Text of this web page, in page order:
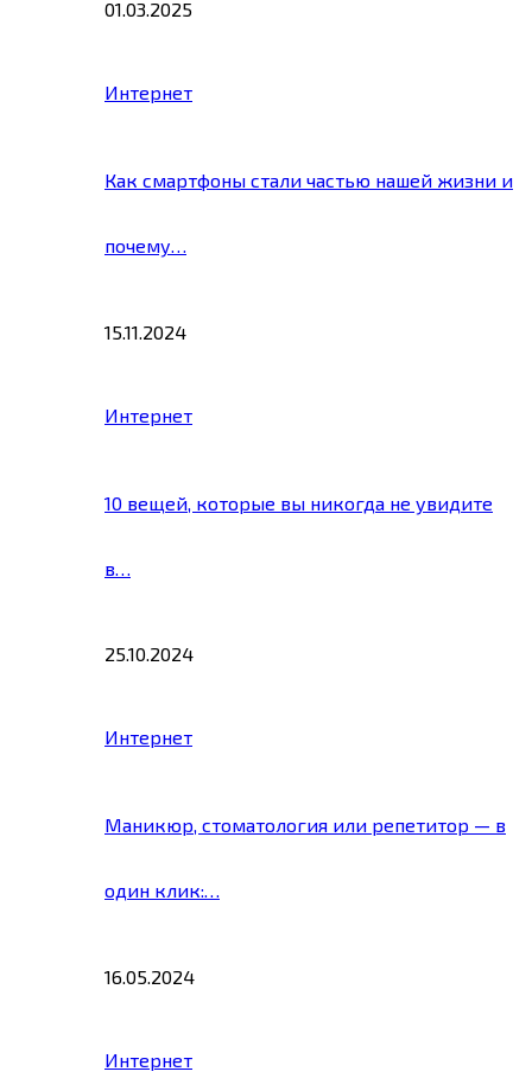
01.03.2025
Интернет
Как смартфоны стали частью нашей жизни и
почему…
15.11.2024
Интернет
10 вещей, которые вы никогда не увидите
в…
25.10.2024
Интернет
Маникюр, стоматология или репетитор — в
один клик:…
16.05.2024
Интернет